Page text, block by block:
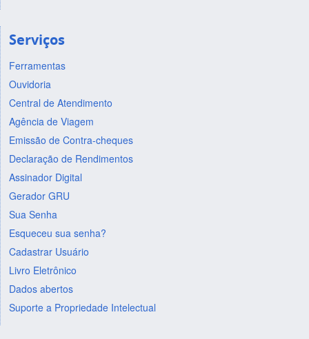
Serviços
Ferramentas
Ouvidoria
Central de Atendimento
Agência de Viagem
Emissão de Contra-cheques
Declaração de Rendimentos
Assinador Digital
Gerador GRU
Sua Senha
Esqueceu sua senha?
Cadastrar Usuário
Livro Eletrônico
Dados abertos
Suporte a Propriedade Intelectual